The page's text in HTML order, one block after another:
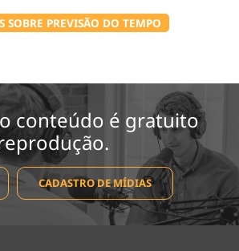
SOBRE PREVISÃO DO TEMPO
conteúdo é gratuito
CADASTRO DE MÍDIAS